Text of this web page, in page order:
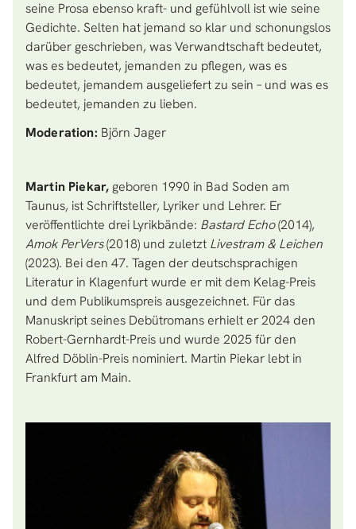
seine Prosa ebenso kraft- und gefühlvoll ist wie seine
Gedichte. Selten hat jemand so klar und schonungslos
darüber geschrieben, was Verwandtschaft bedeutet,
was es bedeutet, jemanden zu pflegen, was es
bedeutet, jemandem ausgeliefert zu sein – und was es
bedeutet, jemanden zu lieben.
Moderation: Björn Jager
Martin Piekar, geboren 1990 in Bad Soden am
Taunus, ist Schriftsteller, Lyriker und Lehrer. Er
veröffentlichte drei Lyrikbände: Bastard Echo(2014),
Amok PerVers(2018) und zuletzt Livestram & Leichen
(2023). Bei den 47. Tagen der deutschsprachigen
Literatur in Klagenfurt wurde er mit dem Kelag-Preis
und dem Publikumspreis ausgezeichnet. Für das
Manuskript seines Debütromans erhielt er 2024 den
Robert-Gernhardt-Preis und wurde 2025 für den
Alfred Döblin-Preis nominiert. Martin Piekar lebt in
Frankfurt am Main.